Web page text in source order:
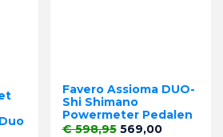
Favero Assioma DUO-
Shi Shimano
Powermeter Pedalen
Normale prijs
€ 598,95 Prijs
569,00